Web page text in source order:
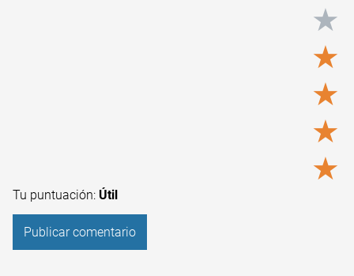
★
★
★
★
★
Tu puntuación: Útil